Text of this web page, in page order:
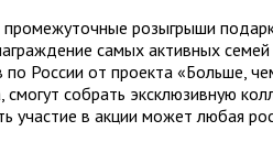
розыгрыши
самых активных
России от проекта «Больше,
собрать эксклюзивную
участие в акции может любая